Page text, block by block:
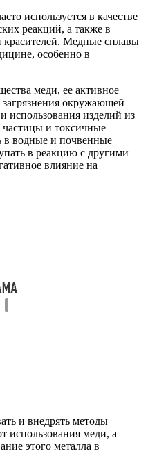
используется в качестве
реакций, а также в
красителей. Медные сплавы
особенно в
меди, ее активное
окружающей
использования изделий из
частицы и токсичные
в водные и почвенные
в реакцию с другими
влияние на
и внедрять методы
использования меди, а
этого металла в